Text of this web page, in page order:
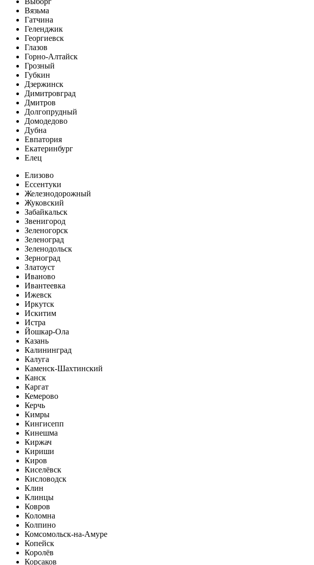
Вязьма
Гатчина
Геленджик
Георгиевск
Глазов
Горно-Алтайск
Грозный
Губкин
Дзержинск
Димитровград
Дмитров
Долгопрудный
Домодедово
Дубна
Евпатория
Екатеринбург
Елец
Елизово
Ессентуки
Железнодорожный
Жуковский
Забайкальск
Звенигород
Зеленогорск
Зеленоград
Зеленодольск
Зерноград
Златоуст
Иваново
Ивантеевка
Ижевск
Иркутск
Искитим
Истра
Йошкар-Ола
Казань
Калининград
Калуга
Каменск-Шахтинский
Канск
Каргат
Кемерово
Керчь
Кимры
Кингисепп
Кинешма
Киржач
Кириши
Киров
Киселёвск
Кисловодск
Клин
Клинцы
Ковров
Коломна
Колпино
Комсомольск-на-Амуре
Копейск
Королёв
Корсаков